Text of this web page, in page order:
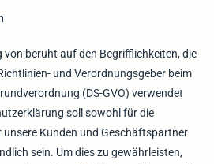
von beruht auf den Begrifflichkeiten, die
und Verordnungsgeber beim
(DS-GVO) verwendet
soll sowohl für die
Kunden und Geschäftspartner
sein. Um dies zu gewährleisten,